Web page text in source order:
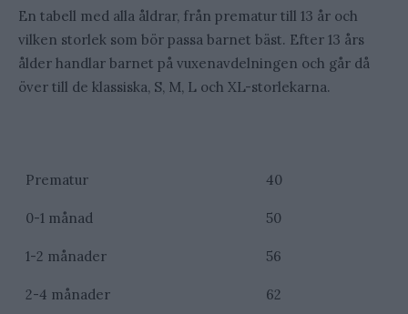
En tabell med alla åldrar, från prematur till 13 år och
vilken storlek som bör passa barnet bäst. Efter 13 års
ålder handlar barnet på vuxenavdelningen och går då
över till de klassiska, S, M, L och XL-storlekarna.
Prematur 40
0-1 månad 50
1-2 månader 56
2-4 månader 62